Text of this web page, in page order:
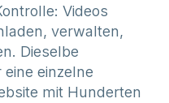
Videos
verwalten,
Dieselbe
einzelne
mit Hunderten